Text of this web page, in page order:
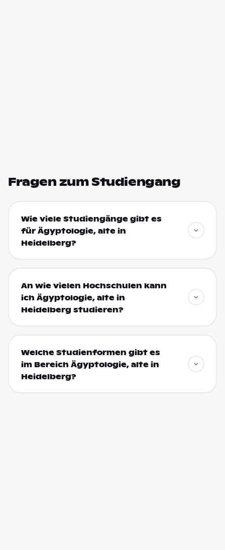
Fragen zum Studiengang
Wie viele Studiengänge gibt es
für Ägyptologie, alte in
Heidelberg?
An wie vielen Hochschulen kann
ich Ägyptologie, alte in
Heidelberg studieren?
Welche Studienformen gibt es
im Bereich Ägyptologie, alte in
Heidelberg?